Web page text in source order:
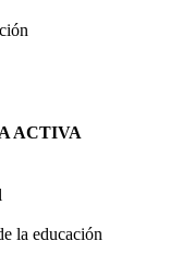
ACTIVA
la educación